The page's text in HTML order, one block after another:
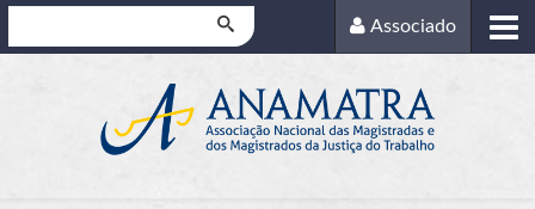
Associado